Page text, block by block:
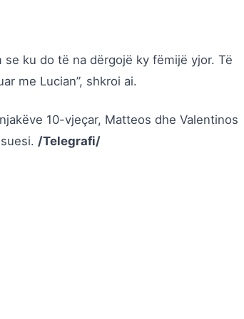
ku do të na dërgojë ky fëmijë yjor. Të
me Lucian”, shkroi ai.
10-vjeçar, Matteos dhe Valentinos
/Telegrafi/